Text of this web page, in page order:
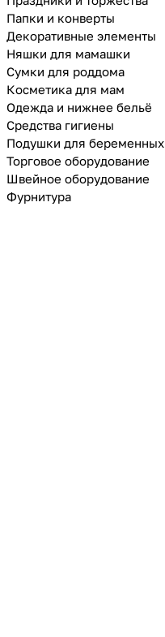
Папки и конверты
Декоративные элементы
Няшки для мамашки
Сумки для роддома
Косметика для мам
Одежда и нижнее бельё
Средства гигиены
Подушки для беременных
Торговое оборудование
Швейное оборудование
Фурнитура